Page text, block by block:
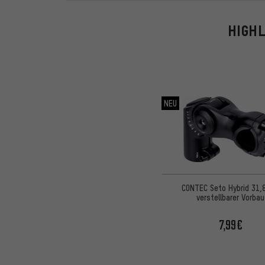
NEU
CONTEC Seto Hybrid
verstellbarer Vorbau
7,99€